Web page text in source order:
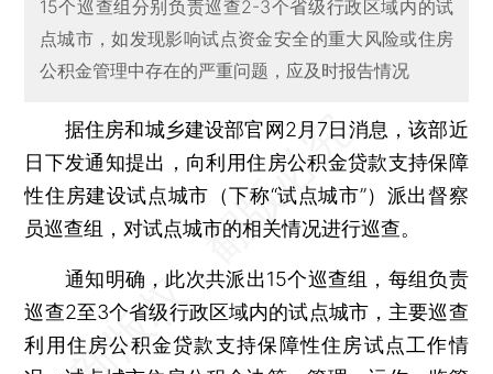
15个巡查组分别负责巡查2-3个省级行政区域内的试
点城市，如发现影响试点资金安全的重大风险或住房
公积金管理中存在的严重问题，应及时报告情况
据住房和城乡建设部官网2月7日消息，该部近
日下发通知提出，向利用住房公积金贷款支持保障
性住房建设试点城市（下称“试点城市”）派出督察
员巡查组，对试点城市的相关情况进行巡查。
通知明确，此次共派出15个巡查组，每组负责
巡查2至3个省级行政区域内的试点城市，主要巡查
利用住房公积金贷款支持保障性住房试点工作情